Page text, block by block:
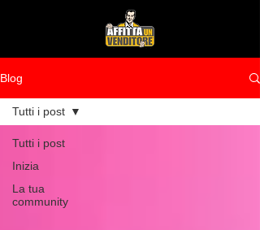
Blog
Tutti i post
Inizia
La tua
community
Tutti i post